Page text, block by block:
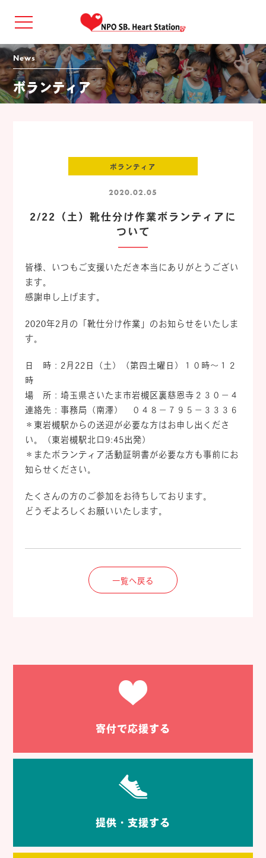
news
ボランティア
ボランティア
2020.02.05
2/22（土）靴仕分け作業ボランティアに
ついて
皆様、いつもご支援いただき本当にありがとうござい
ます。
感謝申し上げます。
2020年2月の「靴仕分け作業」のお知らせをいたしま
す。
日 時：2月22日（土）（第四土曜日）１０時～１２
時
場 所：埼玉県さいたま市岩槻区裏慈恩寺２３０－４
連絡先：事務局（南澤） ０４８－７９５－３３３６
＊東岩槻駅からの送迎が必要な方はお申し出くださ
い。（東岩槻駅北口9:45出発）
＊またボランティア活動証明書が必要な方も事前にお
知らせください。
たくさんの方のご参加をお待ちしております。
どうぞよろしくお願いいたします。
一覧へ戻る
寄付で応援する
提供・支援する